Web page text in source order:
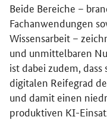
Beide Bereiche –
Fachanwendungen
Wissensarbeit –
und unmittelbaren
ist dabei zudem,
digitalen Reifegrad
und damit einen
produktiven KI-